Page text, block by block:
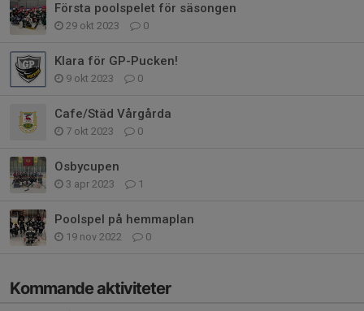
Första poolspelet för säsongen
29 okt 2023 0
Klara för GP-Pucken!
9 okt 2023 0
Cafe/Städ Vårgårda
7 okt 2023 0
Osbycupen
3 apr 2023 1
Poolspel på hemmaplan
19 nov 2022 0
Kommande aktiviteter